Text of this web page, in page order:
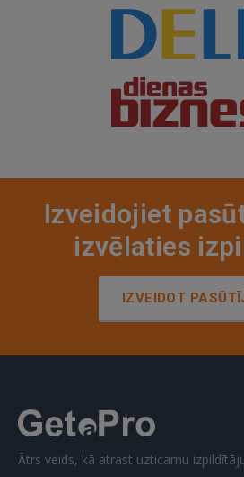
Izveidojiet
izvēlaties
IZVEIDOT
Ātrs veids, kā atrast uzticamu